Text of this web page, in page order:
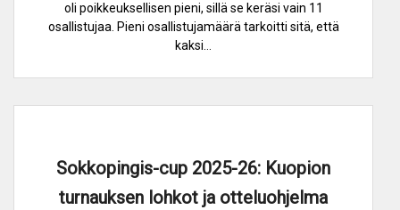
oli poikkeuksellisen pieni, sillä se keräsi vain 11
osallistujaa. Pieni osallistujamäärä tarkoitti sitä, että
kaksi…
Sokkopingis-cup 2025-26: Kuopion
turnauksen lohkot ja otteluohjelma